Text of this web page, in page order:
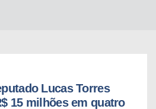
Lucas Torres
15 milhões em quatro